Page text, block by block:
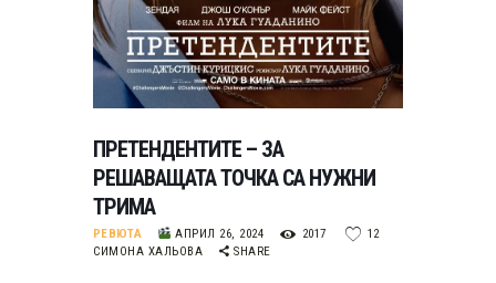
ПРЕТЕНДЕНТИТЕ – ЗА
РЕШАВАЩАТА ТОЧКА СА НУЖНИ
ТРИМА
РЕВЮТА АПРИЛ 26, 2024 2017
12
СИМОНА ХАЛЬОВА
SHARE